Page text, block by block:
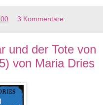
3 Kommentare:
und der Tote von
von Maria Dries